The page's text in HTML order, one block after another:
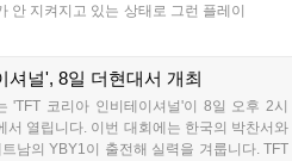
안 지켜지고 있는 상태로 그런 플레이
로 안 좋은 사고가 계속 많이 났던 것
셔널', 8일 더현대서 개최
'TFT 코리아 인비테이셔널'이 8일 오후 2시
서 열립니다. 이번 대회에는 한국의 박찬서와
남의 YBY1이 출전해 실력을 겨룹니다. TFT